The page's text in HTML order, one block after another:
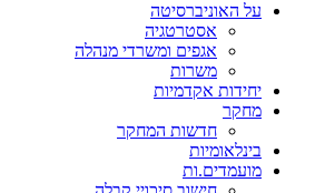
על האוניברסיטה
אסטרטגיה
אגפים ומשרדי מנהלה
משרות
יחידות אקדמיות
מחקר
חדשות המחקר
בינלאומיות
מועמדים.ות